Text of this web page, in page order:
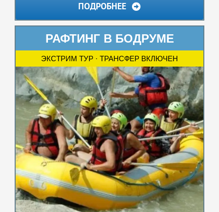
ПОДРОБНЕЕ
РАФТИНГ В БОДРУМЕ
ЭКСТРИМ ТУР · ТРАНСФЕР ВКЛЮЧЕН